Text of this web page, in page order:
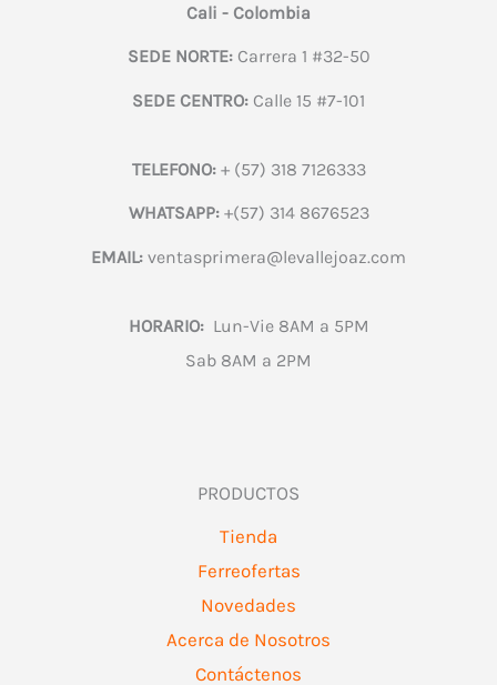
Cali - Colombia
SEDE NORTE:Carrera 1 #32-50
SEDE CENTRO: Calle 15 #7-101
TELEFONO:+ (57) 318 7126333
WHATSAPP:+(57) 314 8676523
EMAIL: ventasprimera@levallejoaz.com
HORARIO:Lun-Vie 8AM a 5PM
Sab 8AM a 2PM
PRODUCTOS
Tienda
Ferreofertas
Novedades
Acerca de Nosotros
Contáctenos